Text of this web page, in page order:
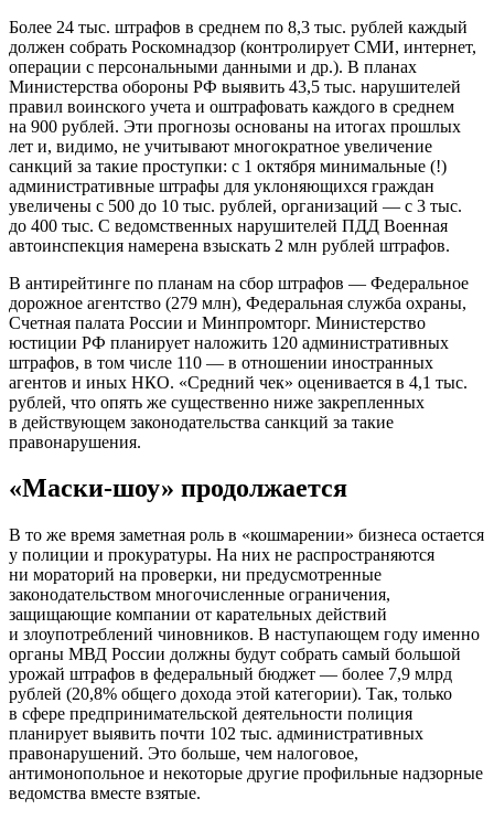
Более 24 тыс. штрафов в среднем по 8,3 тыс. рублей каждый
должен собрать Роскомнадзор (контролирует СМИ, интернет,
операции с персональными данными и др.). В планах
Министерства обороны РФ выявить 43,5 тыс. нарушителей
правил воинского учета и оштрафовать каждого в среднем
на 900 рублей. Эти прогнозы основаны на итогах прошлых
лет и, видимо, не учитывают многократное увеличение
санкций за такие проступки: с 1 октября минимальные (!)
административные штрафы для уклоняющихся граждан
увеличены с 500 до 10 тыс. рублей, организаций — с 3 тыс.
до 400 тыс. С ведомственных нарушителей ПДД Военная
автоинспекция намерена взыскать 2 млн рублей штрафов.
В антирейтинге по планам на сбор штрафов — Федеральное
дорожное агентство (279 млн), Федеральная служба охраны,
Счетная палата России и Минпромторг. Министерство
юстиции РФ планирует наложить 120 административных
штрафов, в том числе 110 — в отношении иностранных
агентов и иных НКО. «Средний чек» оценивается в 4,1 тыс.
рублей, что опять же существенно ниже закрепленных
в действующем законодательства санкций за такие
правонарушения.
«Маски-шоу» продолжается
В то же время заметная роль в «кошмарении» бизнеса остается
у полиции и прокуратуры. На них не распространяются
ни мораторий на проверки, ни предусмотренные
законодательством многочисленные ограничения,
защищающие компании от карательных действий
и злоупотреблений чиновников. В наступающем году именно
органы МВД России должны будут собрать самый большой
урожай штрафов в федеральный бюджет — более 7,9 млрд
рублей (20,8% общего дохода этой категории). Так, только
в сфере предпринимательской деятельности полиция
планирует выявить почти 102 тыс. административных
правонарушений. Это больше, чем налоговое,
антимонопольное и некоторые другие профильные надзорные
ведомства вместе взятые.